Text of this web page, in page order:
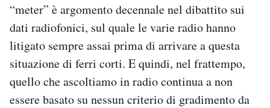
“meter” è argomento decennale nel dibattito sui
dati radiofonici, sul quale le varie radio hanno
litigato sempre assai prima di arrivare a questa
situazione di ferri corti. E quindi, nel frattempo,
quello che ascoltiamo in radio continua a non
essere basato su nessun criterio di gradimento da